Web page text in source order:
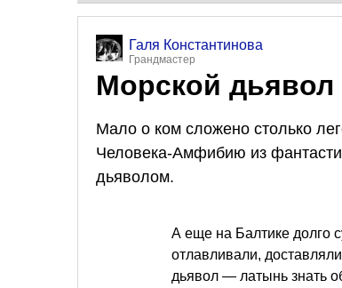
Галя Константинова
Грандмастер
Морской дьявол
Мало о ком сложено столько
Человека-Амфибию из
дьяволом.
А еще на Балтике долго
отлавливали,
дьявол — латынь знать